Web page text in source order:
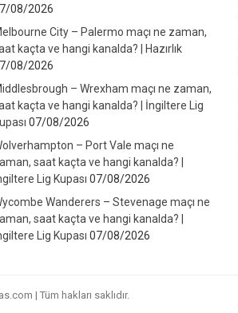
08/2026
City – Palermo maçı ne zaman,
kaçta ve hangi kanalda? | Hazırlık
08/2026
– Wrexham maçı ne zaman,
kaçta ve hangi kanalda? | İngiltere Lig
07/08/2026
– Port Vale maçı ne
saat kaçta ve hangi kanalda? |
Lig Kupası 07/08/2026
Wanderers – Stevenage maçı ne
saat kaçta ve hangi kanalda? |
Lig Kupası 07/08/2026
| Tüm hakları saklıdır.